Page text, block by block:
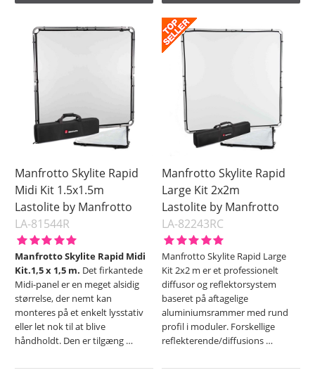
Manfrotto Skylite Rapid
Midi Kit 1.5x1.5m
Lastolite by Manfrotto
LA-81544R
Manfrotto Skylite Rapid Midi
Kit.1,5 x 1,5 m. Det firkantede
Midi-panel er en meget alsidig
størrelse, der nemt kan
monteres på et enkelt lysstativ
eller let nok til at blive
håndholdt. Den er tilgæng …
Manfrotto Skylite Rapid
Large Kit 2x2m
Lastolite by Manfrotto
LA-82243RC
Manfrotto Skylite Rapid Large
Kit 2x2 m er et professionelt
diffusor og reflektorsystem
baseret på aftagelige
aluminiumsrammer med rund
profil i moduler. Forskellige
reflekterende/diffusions …